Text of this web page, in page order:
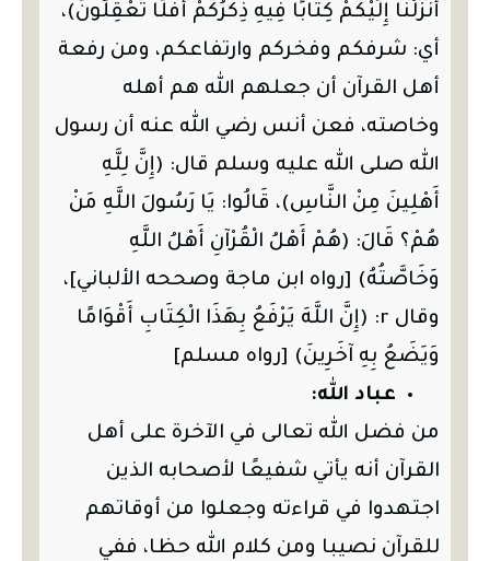
أَنْزَلْنَا إِلَيْكُمْ كِتَابًا فِيهِ ذِكْرُكُمْ أَفَلَا تَعْقِلُونَ)،
أي: شرفكم وفخركم وارتفاعكم، ومن رفعة
أهل القرآن أن جعلهم الله هم أهله
وخاصته، فعن أنس رضي الله عنه أن رسول
الله صلى الله عليه وسلم قال: (إِنَّ لِلَّهِ
أَهْلِينَ مِنْ النَّاسِ)، قَالُوا: يَا رَسُولَ اللَّهِ مَنْ
هُمْ؟ قَالَ: (هُمْ أَهْلُ الْقُرْآنِ أَهْلُ اللَّهِ
وَخَاصَّتُهُ) [رواه ابن ماجة وصححه الألباني]،
وقال r: (إِنَّ اللَّهَ يَرْفَعُ بِهَذَا الْكِتَابِ أَقْوَامًا
وَيَضَعُ بِهِ آخَرِينَ) [رواه مسلم]
عباد الله:
من فضل الله تعالى في الآخرة على أهل
القرآن أنه يأتي شفيعًا لأصحابه الذين
اجتهدوا في قراءته وجعلوا من أوقاتهم
للقرآن نصيبا ومن كلام الله حظا، ففي